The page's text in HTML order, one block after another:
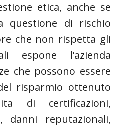
etica, anche se
questione di rischio
che non rispetta gli
espone l’azienda
che possono essere
risparmio ottenuto
di certificazioni,
danni reputazionali,